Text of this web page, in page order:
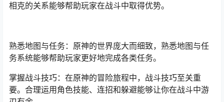
相克的关系能够帮助玩家在战斗中取得优势。
熟悉地图与任务：原神的世界庞大而细致，熟悉地图与任
务系统能够帮助玩家更好地完成各类任务。
掌握战斗技巧：在原神的冒险旅程中，战斗技巧至关重
要。合理运用角色技能、连招和躲避能够让你在战斗中游